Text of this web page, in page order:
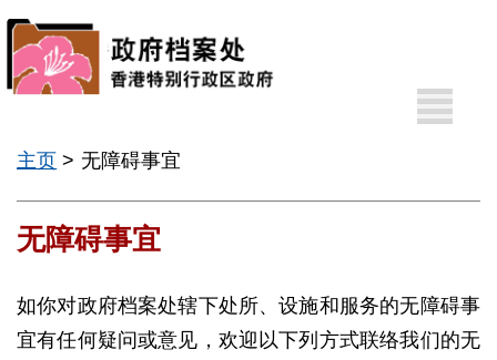
A
A
A
EN
繁
其
言
主页 > 无障碍事宜
无障碍事宜
如你对政府档案处辖下处所、设施和服务的无障碍事
宜有任何疑问或意见，欢迎以下列方式联络我们的无